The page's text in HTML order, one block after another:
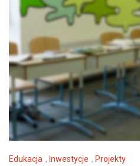
Edukacja , Inwestycje , Projekty